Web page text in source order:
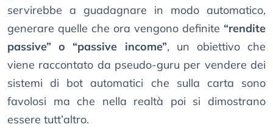
servirebbe a guadagnare in modo automatico,
generare quelle che ora vengono definite “rendite
passive” o “passive income”, un obiettivo che
viene raccontato da pseudo-guru per vendere dei
sistemi di bot automatici che sulla carta sono
favolosi ma che nella realtà poi si dimostrano
essere tutt’altro.